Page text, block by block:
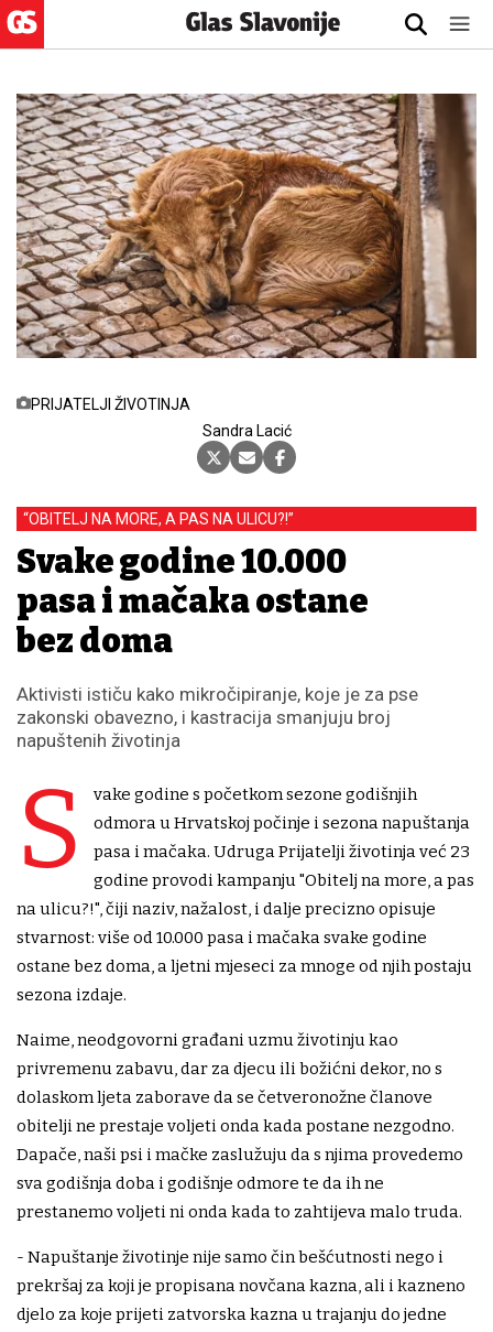
PRIJATELJI ŽIVOTINJA
Sandra Lacić
“OBITELJ NA MORE, A PAS NA ULICU?!”
Svake godine 10.000
pasa i mačaka ostane
bez doma
Aktivisti ističu kako mikročipiranje, koje je za pse
zakonski obavezno, i kastracija smanjuju broj
napuštenih životinja
S
vake godine s početkom sezone godišnjih
odmora u Hrvatskoj počinje i sezona napuštanja
pasa i mačaka. Udruga Prijatelji životinja već 23
godine provodi kampanju "Obitelj na more, a pas
na ulicu?!", čiji naziv, nažalost, i dalje precizno opisuje
stvarnost: više od 10.000 pasa i mačaka svake godine
ostane bez doma, a ljetni mjeseci za mnoge od njih postaju
sezona izdaje.
Naime, neodgovorni građani uzmu životinju kao
privremenu zabavu, dar za djecu ili božićni dekor, no s
dolaskom ljeta zaborave da se četveronožne članove
obitelji ne prestaje voljeti onda kada postane nezgodno.
Dapače, naši psi i mačke zaslužuju da s njima provedemo
sva godišnja doba i godišnje odmore te da ih ne
prestanemo voljeti ni onda kada to zahtijeva malo truda.
- Napuštanje životinje nije samo čin bešćutnosti nego i
prekršaj za koji je propisana novčana kazna, ali i kazneno
djelo za koje prijeti zatvorska kazna u trajanju do jedne